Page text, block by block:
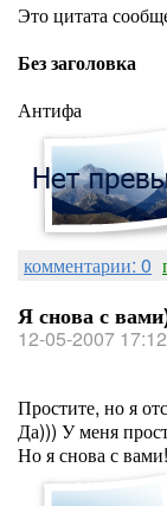
Это цитата
Без заголовка
Антифа
комментарии: 0
Я снова с
12-05-2007 17:12
Простите, но я
Да))) У меня
Но я снова с